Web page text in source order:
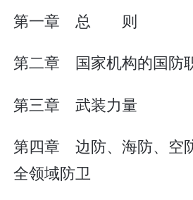
第一章 总 则
第二章 国家机构的国防
第三章 武装力量
第四章 边防、海防、空
全领域防卫